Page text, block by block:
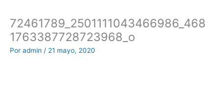
72461789_2501111043466986_468
1763387728723968_o
Por admin / 21 mayo, 2020